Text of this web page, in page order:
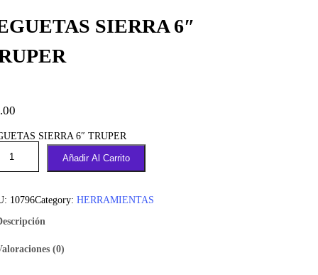
SIERRA 6″
SIERRA 6″ TRUPER
Añadir Al Carrito
10796Category: HERRAMIENTAS
(0)